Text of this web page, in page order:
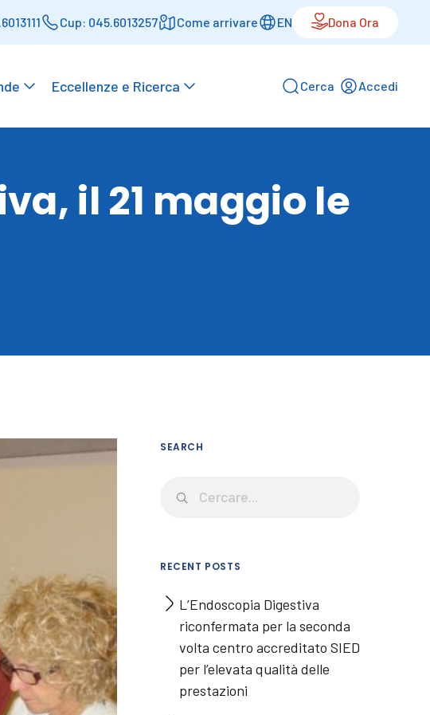
Cup: 045.6013257 Come arrivare EN Dona Ora
Eccellenze e Ricerca Cerca Accedi
il 21 maggio le
SEARCH
RECENT POSTS
L’Endoscopia Digestiva
riconfermata per la seconda
volta centro accreditato SIED
per l’elevata qualità delle
prestazioni